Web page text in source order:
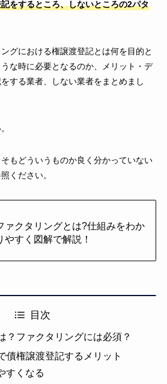
をするところ、しないところの2パタ
グにおける権譲渡登記とは何を目的と
な時に必要となるのか、メリット・デ
する業者、しない業者をまとめまし
もどういうものか良く分かっていない
ください。
ァクタリングとは?仕組みをわか
やすく図解で解説！
目次
？ファクタリングには必須？
債権譲渡登記するメリット
すくなる